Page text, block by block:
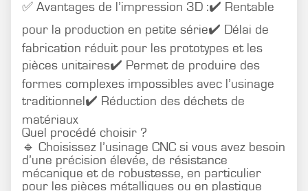
✅ Avantages de l’impression 3D :✔️ Rentable
pour la production en petite série✔️ Délai de
fabrication réduit pour les prototypes et les
pièces unitaires✔️ Permet de produire des
formes complexes impossibles avec l’usinage
traditionnel✔️ Réduction des déchets de
matériaux
Quel procédé choisir ?
🔹 Choisissez l’usinage CNC si vous avez besoin
d’une précision élevée, de résistance
mécanique et de robustesse, en particulier
pour les pièces métalliques ou en plastique